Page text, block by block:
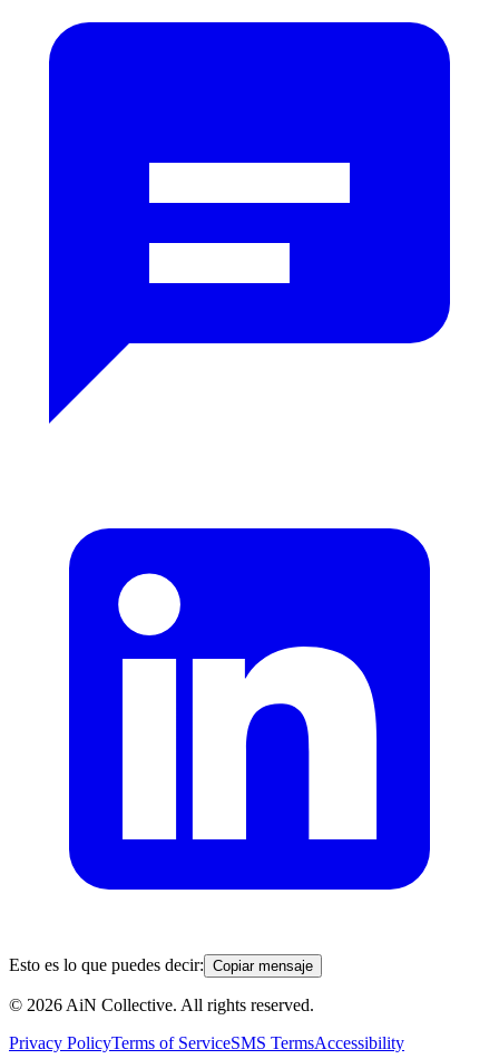
Esto es lo que puedes decir: Copiar mensaje
© 2026 AiN Collective. All rights reserved.
Privacy PolicyTerms of ServiceSMS TermsAccessibility